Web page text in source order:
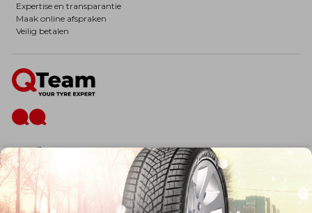
Expertise en transparantie
Maak online afspraken
Veilig betalen
De firma
Wie zijn wij?
Blog
Onze dienstverlening